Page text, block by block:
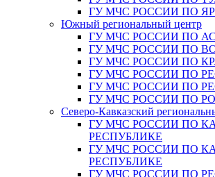
ГУ МЧС РОССИИ ПО
Южный региональный центр
ГУ МЧС РОССИИ ПО
ГУ МЧС РОССИИ ПО
ГУ МЧС РОССИИ ПО
ГУ МЧС РОССИИ ПО
ГУ МЧС РОССИИ ПО
ГУ МЧС РОССИИ ПО
Северо-Кавказский
ГУ МЧС РОССИИ ПО
РЕСПУБЛИКЕ
ГУ МЧС РОССИИ ПО
РЕСПУБЛИКЕ
ГУ МЧС РОССИИ ПО